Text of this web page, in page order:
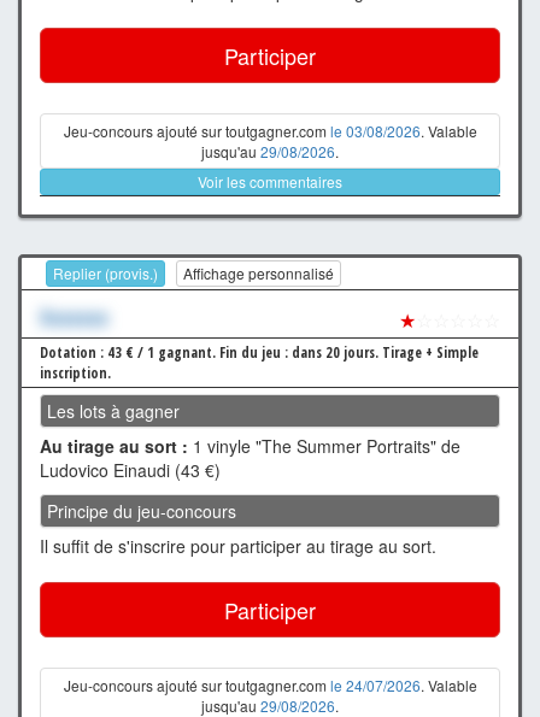
Participer
Jeu-concours ajouté sur toutgagner.com le 03/08/2026. Valable
jusqu'au 29/08/2026.
Voir les commentaires
Replier (provis.) Affichage personnalisé
Xxxxxxx ★
Dotation : 43 € / 1 gagnant. Fin du jeu : dans 20 jours. Tirage + Simple
inscription.
Les lots à gagner
Au tirage au sort : 1 vinyle "The Summer Portraits" de
Ludovico Einaudi (43 €)
Principe du jeu-concours
Il suffit de s'inscrire pour participer au tirage au sort.
Participer
Jeu-concours ajouté sur toutgagner.com le 24/07/2026. Valable
jusqu'au 29/08/2026.